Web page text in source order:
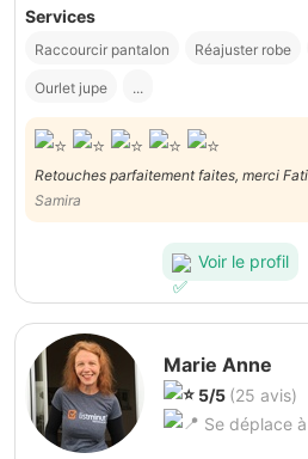
Services
Raccourcir pantalon Réajuster robe
Ourlet jupe ...
Retouches parfaitement faites, merci
Samira
Voir le profil
Marie Anne
5/5 (25 avis)
Se déplace